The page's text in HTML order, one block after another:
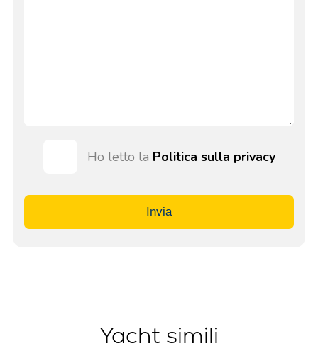
Ho letto la Politica sulla privacy
Invia
Yacht simili